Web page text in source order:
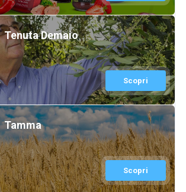
Tenuta Demaio
Scopri
Tamma
Scopri